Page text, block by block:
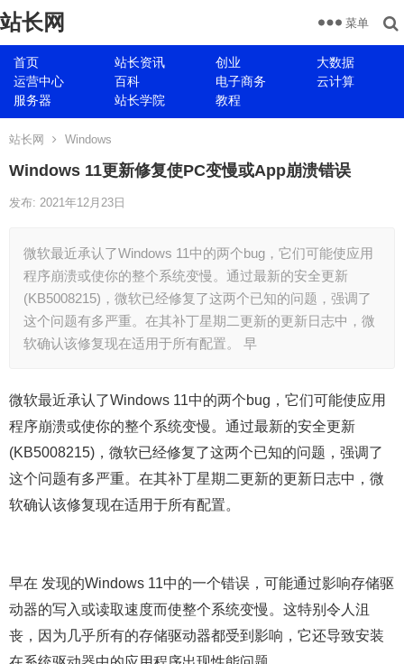
站长网
首页 站长资讯 创业
大数据
运营中心
百科 电子商务
云计算
服务器
站长学院 教程
菜单
站长网 Windows
Windows 11更新修复使PC变慢或App崩溃错误
发布: 2021年12月23日
微软最近承认了Windows 11中的两个bug，它们可能使应用
程序崩溃或使你的整个系统变慢。通过最新的安全更新
(KB5008215)，微软已经修复了这两个已知的问题，强调了
这个问题有多严重。在其补丁星期二更新的更新日志中，微
软确认该修复现在适用于所有配置。 早
微软最近承认了Windows 11中的两个bug，它们可能使应用
程序崩溃或使你的整个系统变慢。通过最新的安全更新
(KB5008215)，微软已经修复了这两个已知的问题，强调了
这个问题有多严重。在其补丁星期二更新的更新日志中，微
软确认该修复现在适用于所有配置。
早在 发现的Windows 11中的一个错误，可能通过影响存储驱
动器的写入或读取速度而使整个系统变慢。这特别令人沮
丧，因为几乎所有的存储驱动器都受到影响，它还导致安装